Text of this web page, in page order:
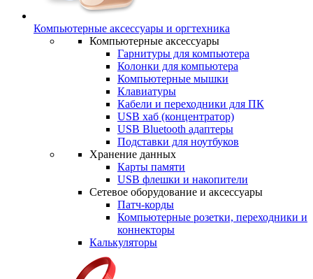
Компьютерные аксессуары и оргтехника
Компьютерные аксессуары
Гарнитуры для компьютера
Колонки для компьютера
Компьютерные мышки
Клавиатуры
Кабели и переходники для ПК
USB хаб (концентратор)
USB Bluetooth адаптеры
Подставки для ноутбуков
Хранение данных
Карты памяти
USB флешки и накопители
Сетевое оборудование и аксессуары
Патч-корды
Компьютерные розетки, переходники и
коннекторы
Калькуляторы